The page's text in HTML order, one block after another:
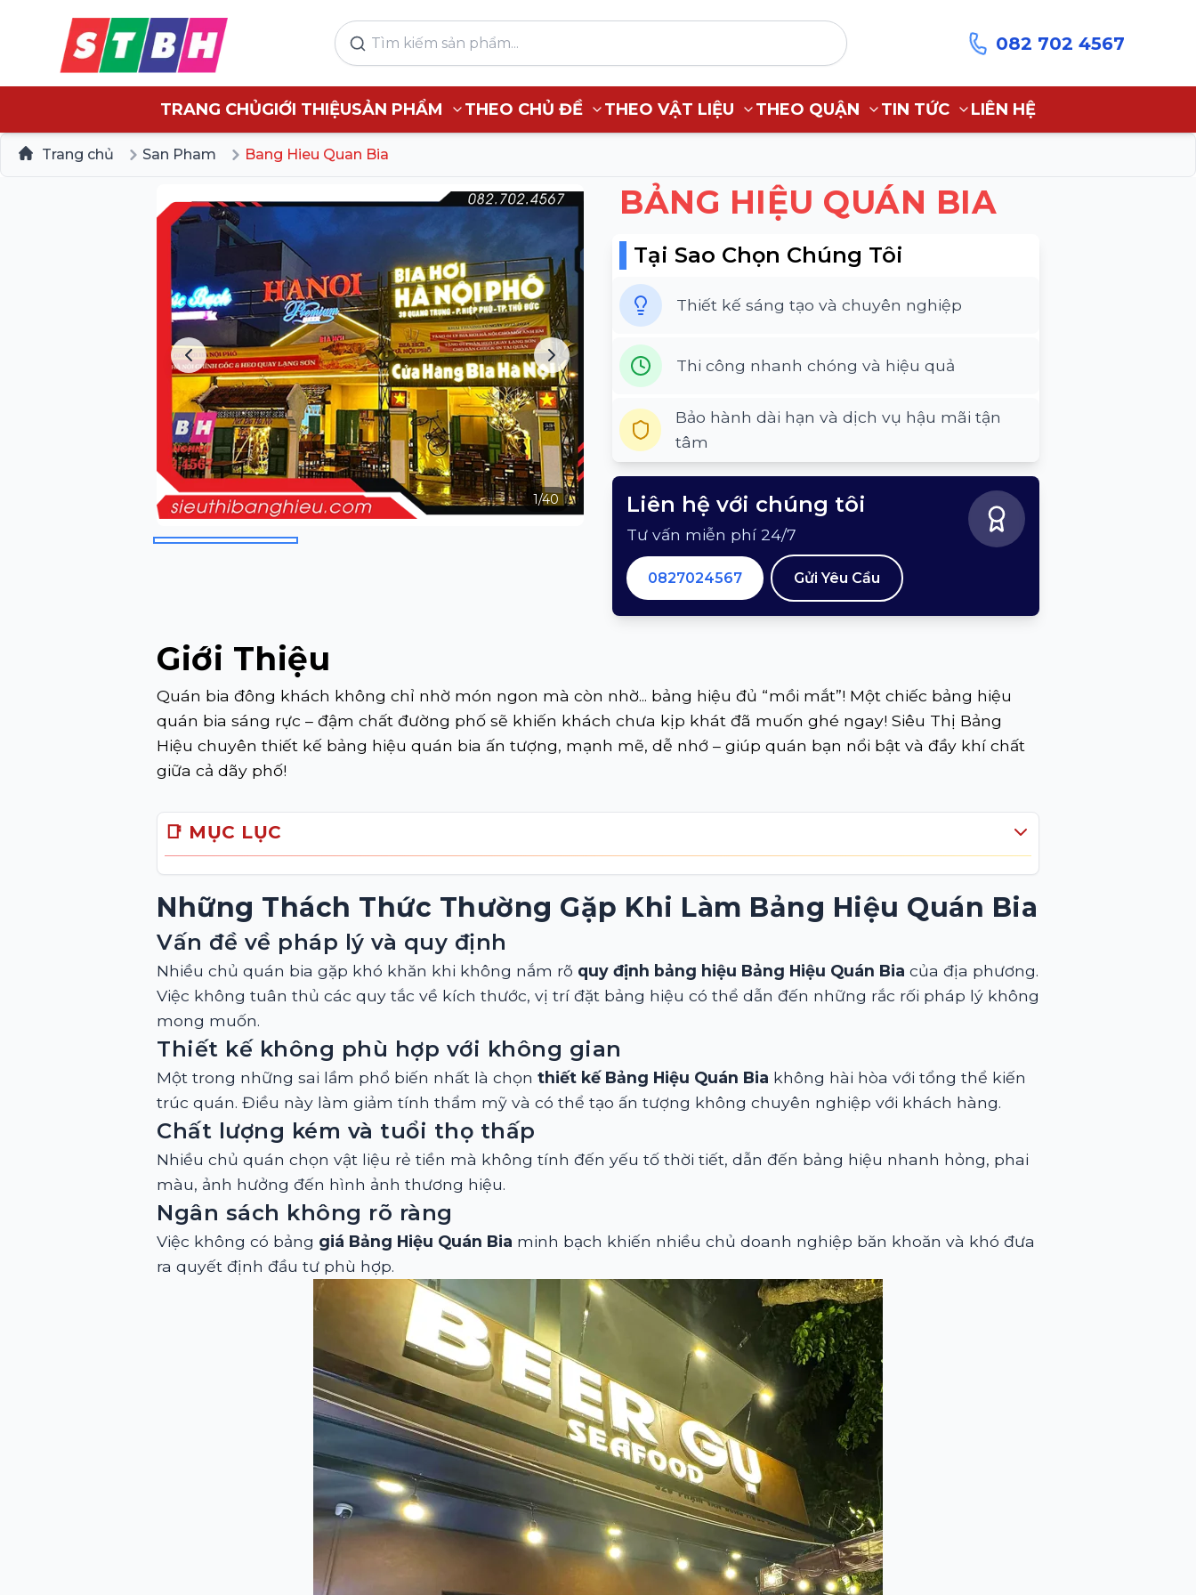
082 702 4567
TRANG CHỦGIỚI THIỆUSẢN PHẨM THEO CHỦ ĐỀ THEO VẬT LIỆU THEO QUẬN TIN TỨC LIÊN HỆ
Trang chủ San Pham Bang Hieu Quan Bia
BẢNG HIỆU QUÁN BIA
Tại Sao Chọn Chúng Tôi
Thiết kế sáng tạo và chuyên nghiệp
Thi công nhanh chóng và hiệu quả
Bảo hành dài hạn và dịch vụ hậu mãi tận
tâm
Liên hệ với chúng tôi
Tư vấn miễn phí 24/7
0827024567 Gửi Yêu Cầu
1/40
Giới Thiệu
Quán bia đông khách không chỉ nhờ món ngon mà còn nhờ... bảng hiệu đủ “mồi mắt”! Một chiếc bảng hiệu
quán bia sáng rực – đậm chất đường phố sẽ khiến khách chưa kịp khát đã muốn ghé ngay! Siêu Thị Bảng
Hiệu chuyên thiết kế bảng hiệu quán bia ấn tượng, mạnh mẽ, dễ nhớ – giúp quán bạn nổi bật và đầy khí chất
giữa cả dãy phố!
📑 MỤC LỤC
Những Thách Thức Thường Gặp Khi Làm Bảng Hiệu Quán Bia
Vấn đề về pháp lý và quy định
Nhiều chủ quán bia gặp khó khăn khi không nắm rõ quy định bảng hiệu Bảng Hiệu Quán Bia của địa phương.
Việc không tuân thủ các quy tắc về kích thước, vị trí đặt bảng hiệu có thể dẫn đến những rắc rối pháp lý không
mong muốn.
Thiết kế không phù hợp với không gian
Một trong những sai lầm phổ biến nhất là chọn thiết kế Bảng Hiệu Quán Bia không hài hòa với tổng thể kiến
trúc quán. Điều này làm giảm tính thẩm mỹ và có thể tạo ấn tượng không chuyên nghiệp với khách hàng.
Chất lượng kém và tuổi thọ thấp
Nhiều chủ quán chọn vật liệu rẻ tiền mà không tính đến yếu tố thời tiết, dẫn đến bảng hiệu nhanh hỏng, phai
màu, ảnh hưởng đến hình ảnh thương hiệu.
Ngân sách không rõ ràng
Việc không có bảng giá Bảng Hiệu Quán Bia minh bạch khiến nhiều chủ doanh nghiệp băn khoăn và khó đưa
ra quyết định đầu tư phù hợp.